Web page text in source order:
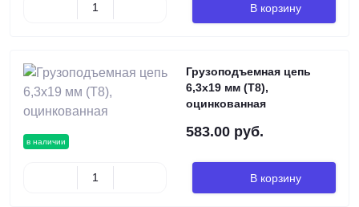
В корзину
в наличии
Грузоподъемная цепь
6,3х19 мм (Т8),
оцинкованная
583.00 руб.
В корзину